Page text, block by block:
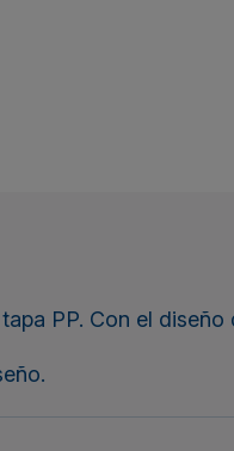
PP. Con el